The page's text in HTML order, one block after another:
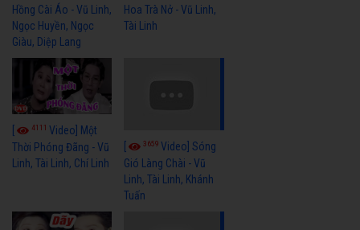
Hồng Cài Áo - Vũ Linh,
Ngọc Huyền, Ngọc
Giàu, Diệp Lang
Hoa Trà Nở - Vũ Linh,
Tài Linh
4111 Video] Một
Thời Phóng Đãng - Vũ
Linh, Tài Linh, Chí Linh
3659Video] Sóng
Gió Làng Chài - Vũ
Linh, Tài Linh, Khánh
Tuấn